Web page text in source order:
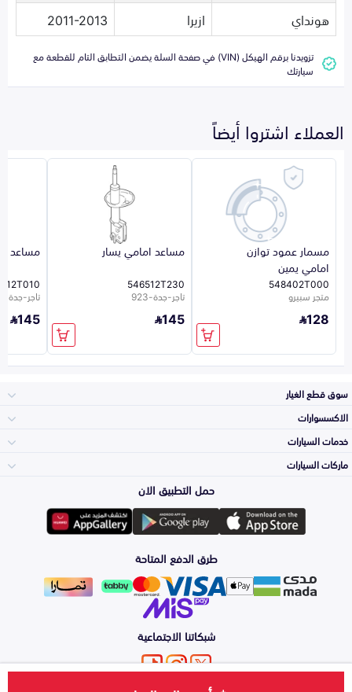
هونداي
ازيرا 2011-2013
تزويدنا برقم الهيكل (VIN) في صفحة السلة يضمن التطابق التام للقطعة مع
سيارتك
العملاء اشتروا أيضاً
مسمار عمود توازن
امامي يمين
548402T000
متجر سبيرو
128
مساعد امامي يسار
546512T230
تاجر-جدة-923
145
مساعد
تاجر-جدة-923
145
سوق قطع الغيار
المكائن، القيرات
وملحقاتها
الشمعات
والاصطبات (الاضاءة)
الفرامل والأقمشة
الأبواب، الرفرف
الاكسسوارات
لوازم الرحلات
اكسسوارات العناية
الزيوت و السوائل
خدمات السيارات
الأكثر مبيعاً
التلميع والعناية
حماية مقدمة السيارة
ماركات السيارات
تويوتا
هيونداي
كيا
حمل التطبيق الان
طرق الدفع المتاحة
شبكاتنا الاجتماعية